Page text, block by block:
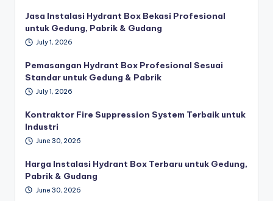
Jasa Instalasi Hydrant Box Bekasi Profesional
untuk Gedung, Pabrik & Gudang
July 1, 2026
Pemasangan Hydrant Box Profesional Sesuai
Standar untuk Gedung & Pabrik
July 1, 2026
Kontraktor Fire Suppression System Terbaik untuk
Industri
June 30, 2026
Harga Instalasi Hydrant Box Terbaru untuk Gedung,
Pabrik & Gudang
June 30, 2026